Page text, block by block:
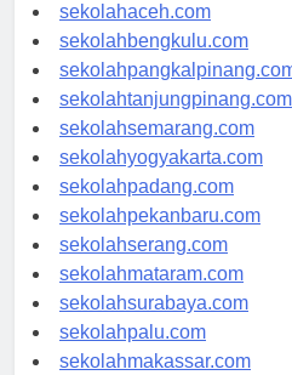
sekolahaceh.com
sekolahbengkulu.com
sekolahpangkalpinang.com
sekolahtanjungpinang.com
sekolahsemarang.com
sekolahyogyakarta.com
sekolahpadang.com
sekolahpekanbaru.com
sekolahserang.com
sekolahmataram.com
sekolahsurabaya.com
sekolahpalu.com